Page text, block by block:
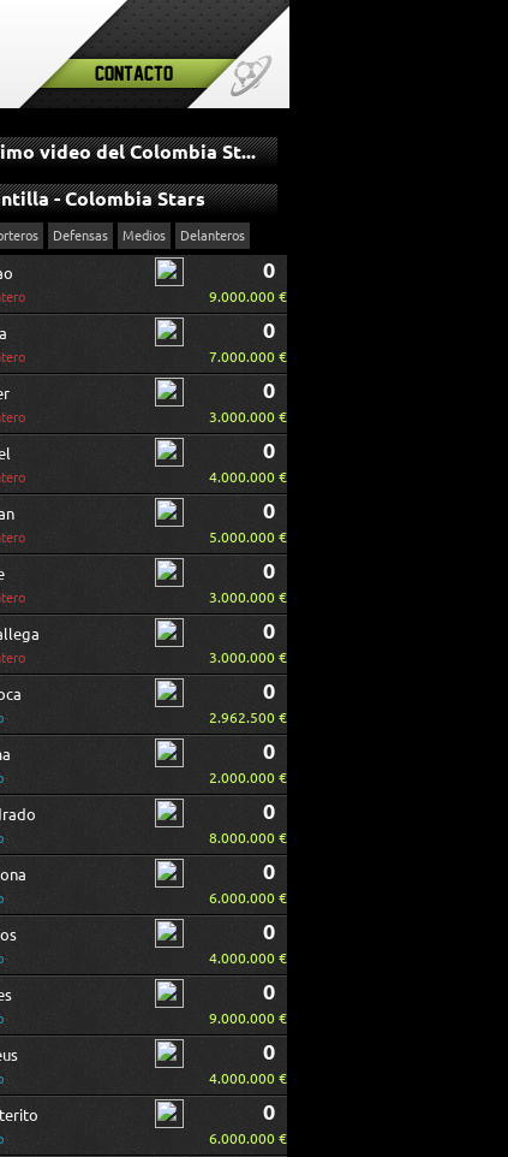
Contacto
Último video del Colombia Stars
- Colombia Stars
Defensas Medios Delanteros
0
9.000.000 €
0
7.000.000 €
0
3.000.000 €
0
4.000.000 €
0
5.000.000 €
0
3.000.000 €
0
3.000.000 €
0
2.962.500 €
0
2.000.000 €
0
8.000.000 €
0
6.000.000 €
0
4.000.000 €
0
9.000.000 €
0
4.000.000 €
0
6.000.000 €